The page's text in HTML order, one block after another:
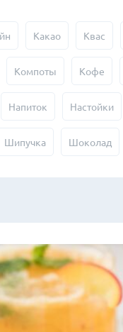
Какао Квас
Компоты Кофе
Напиток Настойки
Шипучка Шоколад